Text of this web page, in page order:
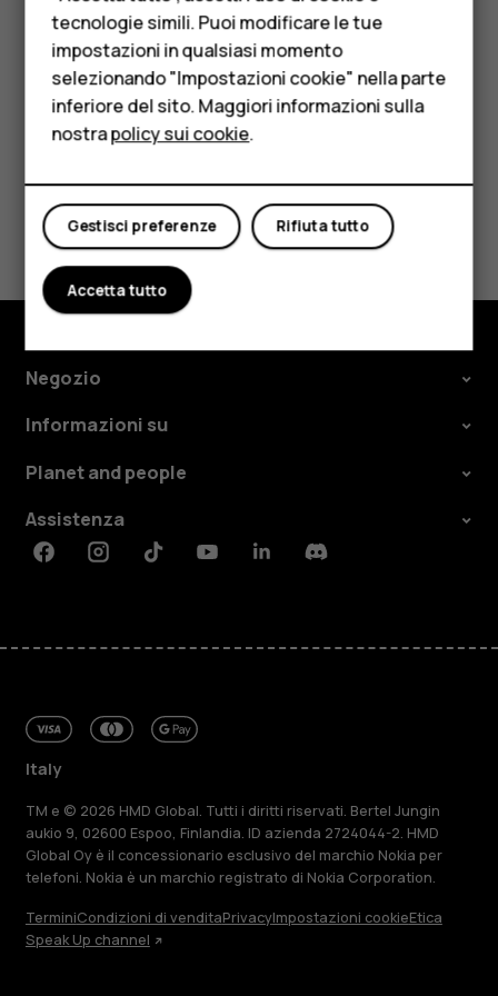
HMD Terra M
Per le imprese
Tablet
Negozio
Il mio account
Suggerimento: per ascoltare una stazione radio
utilizzando gli altoparlanti del telefono, toccare
Altoparlante attivato. Tenere collegato l’auricolare.
Ti è stato d'aiuto?
Sì
Negozio
Informazioni su
Planet and people
Assistenza
FacebookInstagramTiktokYoutubeLinkedinDiscord
Italy
TM e © 2026 HMD Global. Tutti i diritti riservati. Bertel Jungin
aukio 9, 02600 Espoo, Finlandia. ID azienda 2724044-2. HMD
Global Oy è il concessionario esclusivo del marchio Nokia per
telefoni. Nokia è un marchio registrato di Nokia Corporation.
TerminiCondizioni di venditaPrivacyImpostazioni cookieEtica
Speak Up channel
tecnologie simili. Puoi modificare le tue
impostazioni in qualsiasi momento
selezionando "Impostazioni cookie" nella parte
inferiore del sito. Maggiori informazioni sulla
nostrapolicy sui cookie.
Rifiuta tutto
Gestisci preferenze
Accetta tutto